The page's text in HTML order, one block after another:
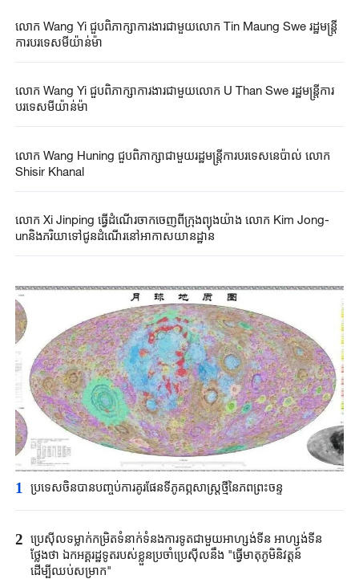
លោក Wang Yi ​ជួបពិភាក្សា​ការងារជាមួយ​លោក Tin ​Maung Swe ​រដ្ឋមន្ត្រី​
ការបរទេស​មី​យ៉ាន់​ម៉ា​
លោក Wang Yi ជួបពិភាក្សាការងារជាមួយលោក U Than Swe រដ្ឋមន្ត្រីការ
បរទេសមីយ៉ាន់ម៉ា
លោក Wang Huning ជួបពិភាក្សាជាមួយរដ្ឋមន្ត្រីការបរទេសនេប៉ាល់ លោក
Shisir Khanal
លោក Xi Jinping ធ្វើដំណើរចាកចេញពីក្រុងព្យុងយ៉ាង លោក Kim Jong-
unនិងភរិយាទៅជូនដំណើរនៅអាកាសយានដ្ឋាន
1 ប្រទេសចិនបាន​បញ្ចប់ការគូរផែនទី​ភូគព្ភសាស្ត្រ​ថ្មីនៃភពព្រះចន្ទ​​
2 ប្រេស៊ីល​ទម្លាក់កម្រិត​ទំនាក់ទំនង​ការទូត​ជាមួយអាហ្សង់ទីន ​អាហ្សង់ទីន
ថ្លែងថា ​ឯកអគ្គរដ្ឋទូត​របស់ខ្លួន​ប្រចាំប្រេស៊ីលនឹង​ "​ធ្វើមាតុភូមិនិវត្តន៍​
ដើម្បីឈប់​សម្រាក"​